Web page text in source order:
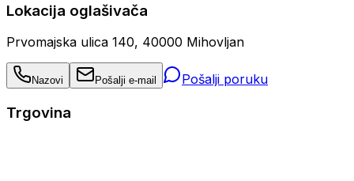
Lokacija oglašivača
Prvomajska ulica 140, 40000 Mihovljan
Nazovi Pošalji e-mail Pošalji poruku
Trgovina